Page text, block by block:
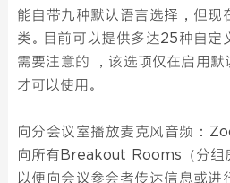
能自带九种默认语言选择，但现
类。目前可以提供多达25种自定
需要注意的 ，该选项仅在启用默
才可以使用。
向分会议室播放麦克风音频：
向所有Breakout Rooms（分组
以便向会议参会者传达信息或进